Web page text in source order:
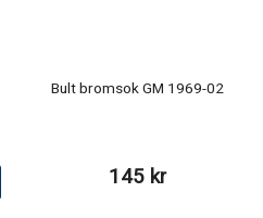
Bult bromsok GM 1969-02
145 kr